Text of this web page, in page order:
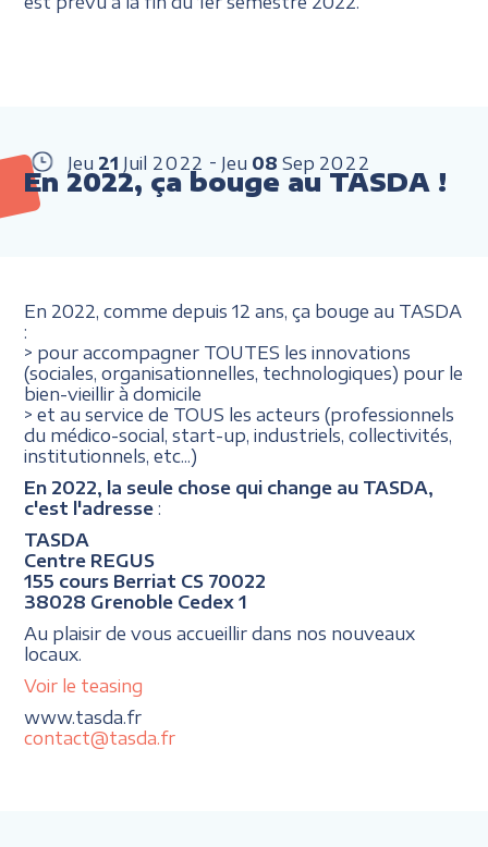
Jeu 21 Juil 2022 Jeu 08 Sep 2022
En 2022, ça bouge au TASDA !
En 2022, comme depuis 12 ans, ça bouge au TASDA
:
> pour accompagner TOUTES les innovations
(sociales, organisationnelles, technologiques) pour le
bien-vieillir à domicile
> et au service de TOUS les acteurs (professionnels
du médico-social, start-up, industriels, collectivités,
institutionnels, etc...)
En 2022, la seule chose qui change au TASDA,
c'est l'adresse:
TASDA
Centre REGUS
155 cours Berriat CS 70022
38028 Grenoble Cedex 1
Au plaisir de vous accueillir dans nos nouveaux
locaux.
Voir le teasing
www.tasda.fr
contact@tasda.fr